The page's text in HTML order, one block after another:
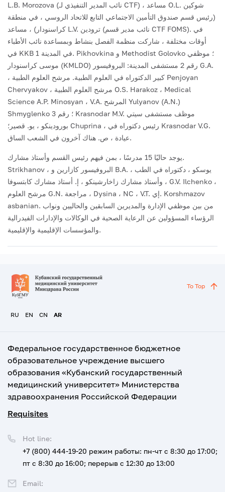
L.B. Morozova (نائب المدير التنفيذي لـ CTF) ، مساعد O.L. شوكين
(رئيس قسم صندوق التأمين الاجتماعي التابع للاتحاد الروسي ، في منطقة
كراسنودار) ، مساعد L.V. ترودين (نائب مدير قسم CTF FOMS). في
أوقات مختلفة ، شاركت منظمة الفصل بنشاط وبمساعدة نائب الأطباء
في KKB 1 في المدينة. Pikhovkina و Methodist Golovko ؛ موظفي
موسى كراسنودار (KMLDO) رقم 2 مستشفى المدينة: البروفيسور G.A.
، كبير الدكتوراه في العلوم الطبية. مرشح العلوم الطبية Penjoyan
Chervyakov ، مرشح العلوم الطبية O.S. Harakoz ، Medical
Science A.P. Minosyan ، V.A. المرشح Yulyanov (A.N.)
Shmyglenko ؛ رقم 3 Krasnodar M.V. موظف مستشفى سيتي
بورودينكو ، يو. قصير؛ Chuprina ، رئيس دكتوراه في Krasnodar V.G.
عيادة ، ص. هناك آخرون في الشعب الساق.
يوجد حاليًا 15 مدرسًا ، بمن فيهم رئيس القسم وأستاذ مشارك.
Strikhanov ، البروفيسور كازارين و B.A. يوسكو ، دكتوراه في الطب ،
وأستاذ مشارك زاخارشينكو ، إ. أستاذ مشارك كابتسوفا ، G.V. Ilchenko ،
مرشح العلوم G.N. مراجعة ، Dysina ، NC ، V.T. إي. Korshmazov
asbanian. من بين موظفي الإدارة والمديرين السابقين والحاليين ونواب
الرؤساء المسؤولين عن الرعاية الصحية في الوكالات والإدارات الفيدرالية
والمؤسسات الإقليمية والإقليمية.
RU EN CN AR
To Top
Федеральное государственное бюджетное
образовательное учреждение высшего
образования «Кубанский государственный
медицинский университет» Министерства
здравоохранения Российской Федерации
Requisites
Hot line:
+7 (800) 444-19-20 режим работы: пн-чт с 8:30 до 17:00;
пт с 8:30 до 16:00; перерыв с 12:30 до 13:00
Email: